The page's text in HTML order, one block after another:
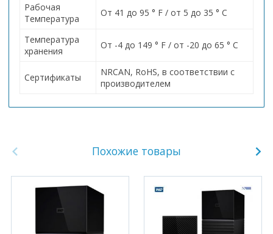
Рабочая
Температура
От 41 до 95 ° F / от 5 до 35 ° C
Температура
хранения
От -4 до 149 ° F / от -20 до 65 ° C
Сертификаты
NRCAN, RoHS, в соответствии с
производителем
Похожие товары